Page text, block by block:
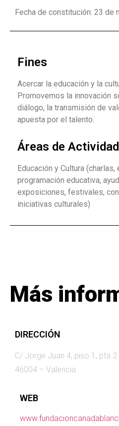
Fecha de constitución: 23 de
Fines
Acercar la educación y la
Promovemos la innovación
diálogo, la transmisión de
apuesta por el talento.
Áreas de Actividad
Educación y Cultura
programación educativa,
exposiciones, festivales,
iniciativas culturales)
Más
DIRECCIÓN
C/ Jorge Juan 4, piso 1, pta 2
46004 – Valencia
WEB